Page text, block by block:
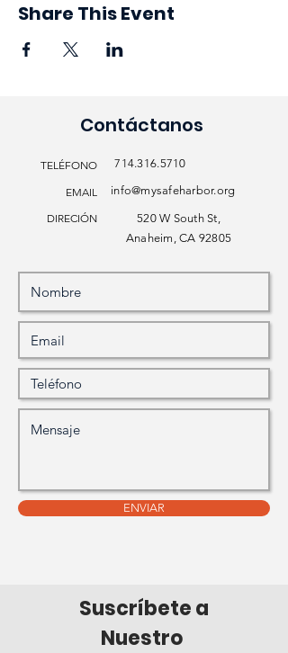
Share This Event
Contáctanos
TELÉFONO 714.316.5710
EMAIL info@mysafeharbor.org
DIRECIÓN
520 W South St,
Anaheim, CA 92805
ENVIAR
Suscríbete a
Nuestro